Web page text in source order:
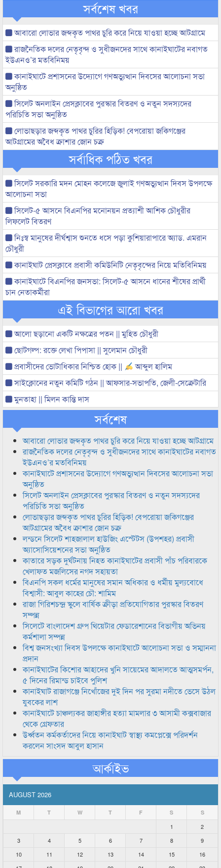
সর্বশেষ খবর
আবারো লোভার জব্দকৃত পাথর চুরি করে নিয়ে যাওয়া হচ্ছে আটগ্রামে
রাজনৈতিক দলের নেতৃবৃন্দ ও সুধীজনদের সাথে কানাইঘাটের নবাগত
ইউএনও’র মতবিনিময়
কানাইঘাটে প্রশাসনের উদ্যোগে গণঅভ্যুত্থান দিবসের আলোচনা সভা
অনুষ্ঠিত
সিলেট অনলাইন প্রেসক্লাবের পুরস্কার বিতরণ ও নতুন সদস্যদের
পরিচিতি সভা অনুষ্ঠিত
লোভাছড়ার জব্দকৃত পাথর চুরির হিড়িক! বেপরোয়া জকিগঞ্জের
আটগ্রামের অবৈধ ক্রাশার জোন চক্র
সর্বাধিক পঠিত খবর
সিলেট সরকারি মদন মোহন কলেজে জুলাই গণঅভ্যুত্থান দিবস উপলক্ষে
আলোচনা সভা
সিলেট-৫ আসনে বিএনপির মনোনয়ন প্রত্যাশী আশিক চৌধুরীর
লিফলেট বিতরণ
নিঃস্ব মানুষের দীর্ঘশ্বাস শুনতে ধসে পড়া কুশিয়ারাপারে অ্যাড. এমরান
চৌধুরী
কানাইঘাট প্রেসক্লাবে প্রবাসী কমিউনিটি নেতৃবৃন্দের নিয়ে মতিবিনিময়
কানাইঘাটে বিএনপির জনসভা: সিলেট-৫ আসনে ধানের শীষের প্রার্থী
চান নেতাকর্মীরা
এই বিভাগের আরো খবর
আলো ছড়ানো একটি নক্ষত্রের পতন || মুহিত চৌধুরী
ছোটগল্প: রক্তে লেখা পিপাসা || সুলেমান চৌধুরী
প্রবাসীদের ভোটাধিকার নিশ্চিত হোক ||
আব্দুল হালিম
সাইক্লোনের নতুন কমিটি গঠন || আফসার-সভাপতি, জেলী-সেক্রেটারি
মুনতাহা || মিলন কান্তি দাস
সর্বশেষ
আবারো লোভার জব্দকৃত পাথর চুরি করে নিয়ে যাওয়া হচ্ছে আটগ্রামে
রাজনৈতিক দলের নেতৃবৃন্দ ও সুধীজনদের সাথে কানাইঘাটের নবাগত
ইউএনও’র মতবিনিময়
কানাইঘাটে প্রশাসনের উদ্যোগে গণঅভ্যুত্থান দিবসের আলোচনা সভা
অনুষ্ঠিত
সিলেট অনলাইন প্রেসক্লাবের পুরস্কার বিতরণ ও নতুন সদস্যদের
পরিচিতি সভা অনুষ্ঠিত
লোভাছড়ার জব্দকৃত পাথর চুরির হিড়িক! বেপরোয়া জকিগঞ্জের
আটগ্রামের অবৈধ ক্রাশার জোন চক্র
লন্ডনে সিলেট শাহজালাল হাউজিং এস্টেটস (উপশহর) প্রবাসী
অ্যাসোসিয়েশনের সভা অনুষ্ঠিত
কাতারে সড়ক দুর্ঘটনায় নিহত কানাইঘাটের প্রবাসী পাঁচ পরিবারকে
খেলাফত মজলিসের নগদ সহায়তা
বিএনপি সকল ধর্মের মানুষের সমান অধিকার ও ধর্মীয় মুল্যবোধে
বিশ্বাসী: আবুল কাহের চৌ: শামিম
রাজা গিরিশচন্দ্র স্কুলে বার্ষিক ক্রীড়া প্রতিযোগিতার পুরস্কার বিতরণ
সম্পন্ন
সিলেটে বাংলাদেশ গ্রুপ থিয়েটার ফেডারেশানের বিভাগীয় অভিনয়
কর্মশালা সম্পন্ন
বিশ্ব জনসংখ্যা দিবস উপলক্ষে কানাইঘাটে আলোচনা সভা ও সম্মাননা
প্রদান
কানাইঘাটের কিশোর আহাদের খুনি সায়েমের আদালতে আত্মসমর্পন,
৫ দিনের রিমান্ড চাইবে পুলিশ
কানাইঘাট রাজাগঞ্জে নিখোঁজের দুই দিন পর সুরমা নদীতে ভেসে উঠল
যুবকের লাশ
কানাইঘাটে চাঞ্চল্যকর জাহাঙ্গীর হত্যা মামলার ৩ আসামী কক্সবাজার
থেকে গ্রেফতার
উর্ধ্বতন কর্মকর্তাদের নিয়ে কানাইঘাট স্বাস্থ্য কমপ্লেক্সে পরিদর্শন
করলেন সাংসদ আবুল হাসান
আর্কাইভ
AUGUST 2026
M T W T F S S
1
2
3
4 5 6 7 8
9
10
11 12 13 14 15
16